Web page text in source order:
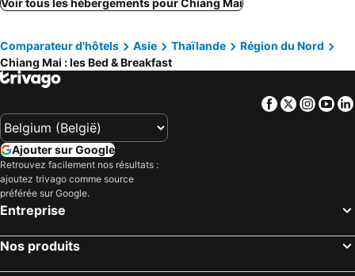
Voir tous les hébergements pour Chiang Mai
Comparateur d'hôtels Asie Thaïlande
Région du Nord
Chiang Mai : les Bed & Breakfast
Facebook
Twitter
Ajouter sur Google
Retrouvez facilement nos résultats :
ajoutez trivago comme source
préférée sur Google.
Entreprise
Nos produits